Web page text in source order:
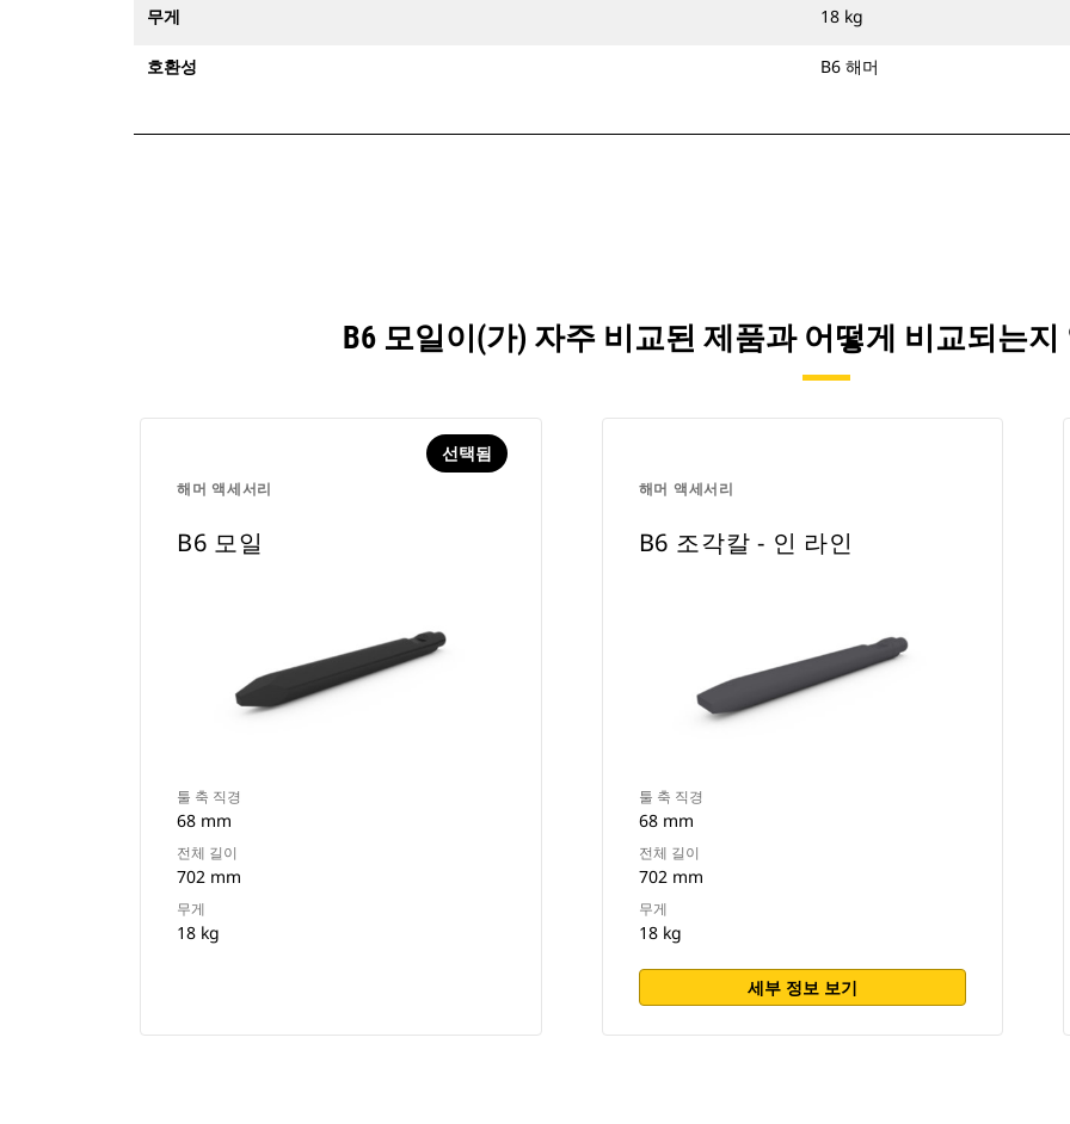
무게 18 kg
호환성 B6 해머
B6 모일이(가) 자주 비교된 제품과 어떻게 비교되는
해머 액세서리
선택됨
B6 모일
툴 축 직경
68 mm
전체 길이
702 mm
무게
18 kg
해머 액세서리
B6 조각칼 - 인 라인
툴 축 직경
68 mm
전체 길이
702 mm
무게
18 kg
세부 정보 보기